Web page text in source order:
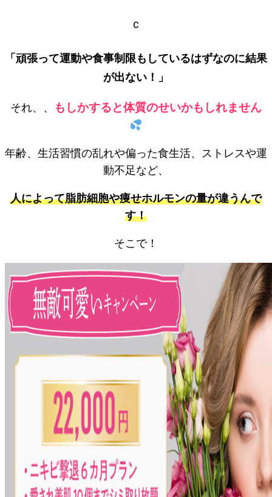
ｃ
「頑張って運動や食事制限もしているはずなのに結果
が出ない！」
それ、、 もしかすると体質のせいかもしれません
年齢、生活習慣の乱れや偏った食生活、ストレスや運
動不足など、
人によって脂肪細胞や痩せホルモンの量が違うんで
す！
そこで！